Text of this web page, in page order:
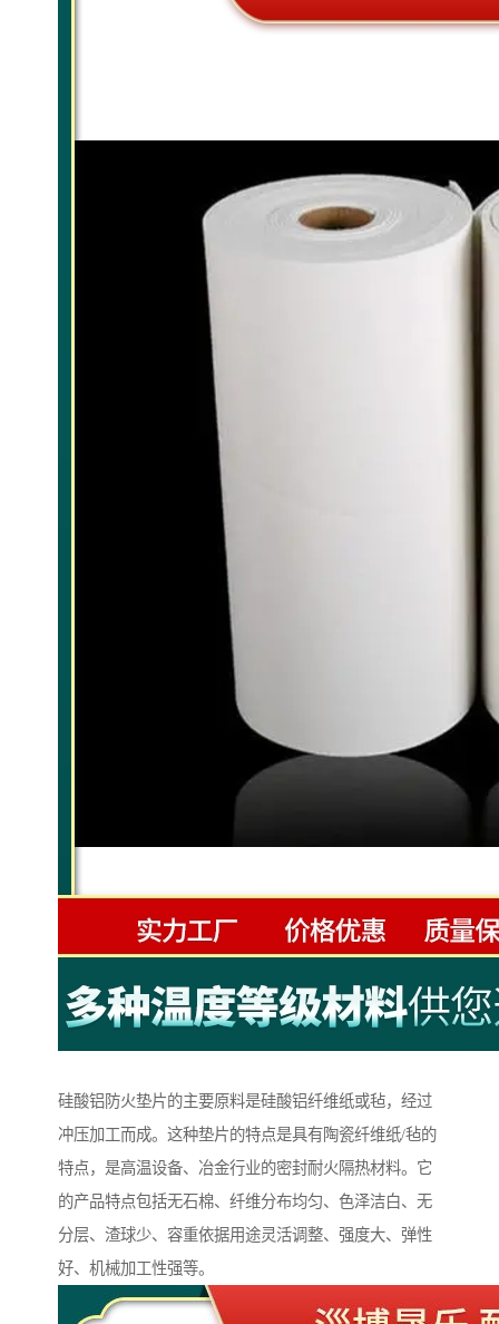
硅酸铝防火垫片的主要原料是硅酸铝纤维纸或毡，经过
冲压加工而成。这种垫片的特点是具有陶瓷纤维纸/毡的
特点，是高温设备、冶金行业的密封耐火隔热材料。它
的产品特点包括无石棉、纤维分布均匀、色泽洁白、无
分层、渣球少、容重依据用途灵活调整、强度大、弹性
好、机械加工性强等。